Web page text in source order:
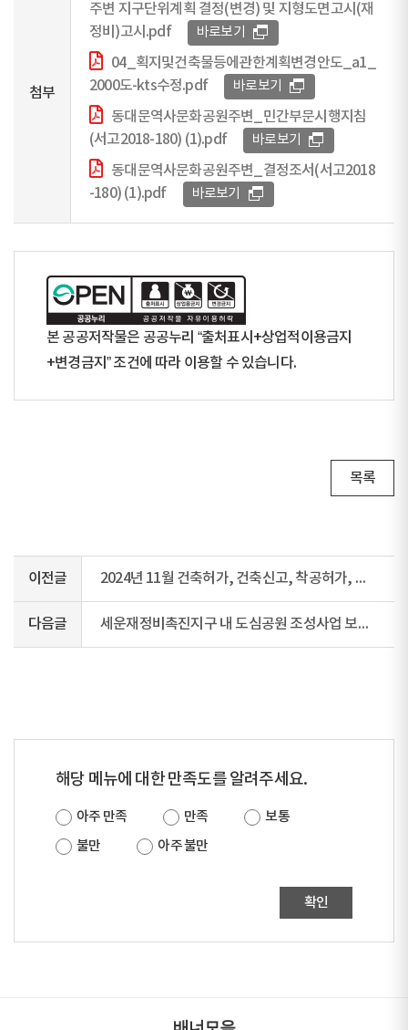
첨부
주변 지구단위계획 결정(변경) 및 지형도면고시(재
정비)고시.pdf
바로보기
04_획지및건축물등에관한계획변경안도_a1_
2000도-kts수정.pdf
바로보기
동대문역사문화공원주변_민간부문시행지침
(서고2018-180) (1).pdf
바로보기
동대문역사문화공원주변_결정조서(서고2018
-180) (1).pdf
바로보기
본 공공저작물은 공공누리 “출처표시+상업적이용금지
+변경금지” 조건에 따라 이용할 수 있습니다.
목록
이전글 2024년 11월 건축허가, 건축신고, 착공허가, 사용승인허가, 사용승인신고 현황
다음글 세운재정비촉진지구 내 도심공원 조성사업 보상계획 열람
해당 메뉴에 대한 만족도를 알려주세요.
아주 만족 만족
보통
불만
아주 불만
확인